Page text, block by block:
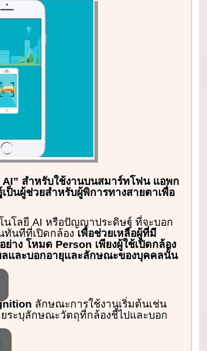
สำหรับใช้งานบนสมาร์ทโฟน แอพก
นผู้ช่วยสำหรับผู้พิการทางสายตาเพื่อ
นโลยี AI หรือปัญญาประดิษฐ์ ที่จะบอก
ทันทีที่เปิดกล้อง เพื่อช่วยเหลือผู้ที่มี
าง โหมด Person เพียงผู้ใช้เปิดกล้อง
และบอกอายุและลักษณะของบุคคลนั้น
ลักษณะการใช้งานเริ่มต้นเช่น
ระบุลักษณะวัตถุที่กล้องชี้ไปและบอก